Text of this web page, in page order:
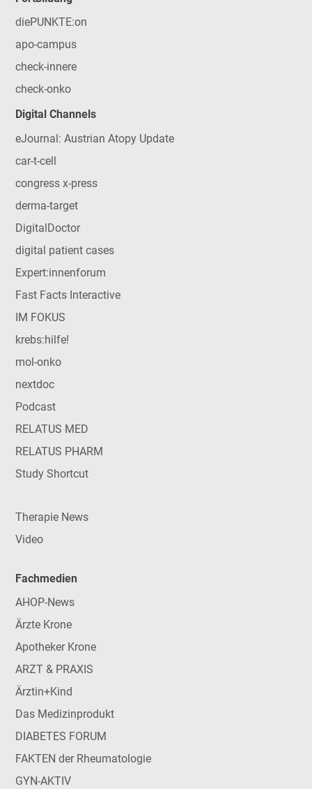
diePUNKTE:on
apo-campus
check-innere
check-onko
Digital Channels
eJournal: Austrian Atopy Update
car-t-cell
congress x-press
derma-target
DigitalDoctor
digital patient cases
Expert:innenforum
Fast Facts Interactive
IM FOKUS
krebs:hilfe!
mol-onko
nextdoc
Podcast
RELATUS MED
RELATUS PHARM
Study Shortcut
Therapie News
Video
Fachmedien
AHOP-News
Ärzte Krone
Apotheker Krone
ARZT & PRAXIS
Ärztin+Kind
Das Medizinprodukt
DIABETES FORUM
FAKTEN der Rheumatologie
GYN-AKTIV